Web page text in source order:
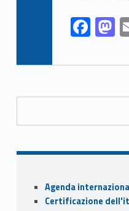
F
ac
e
o
o
k
o
n
Posts Navigation
Sidebar
Agenda
Certificazione